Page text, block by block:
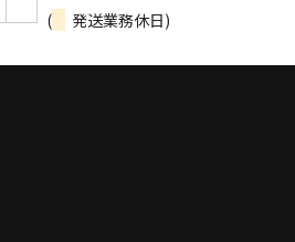
(
発送業務休日)